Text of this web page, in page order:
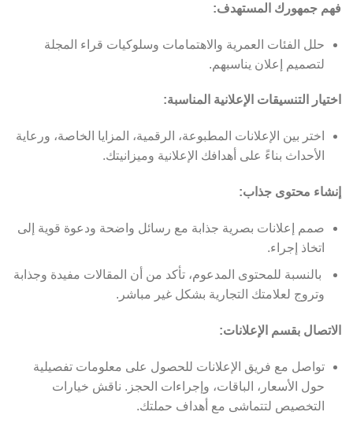
فهم جمهورك المستهدف:
حلل الفئات العمرية والاهتمامات وسلوكيات قراء المجلة
لتصميم إعلان يناسبهم.
اختيار التنسيقات الإعلانية المناسبة:
اختر بين الإعلانات المطبوعة، الرقمية، المزايا الخاصة، ورعاية
الأحداث بناءً على أهدافك الإعلانية وميزانيتك.
إنشاء محتوى جذاب:
صمم إعلانات بصرية جذابة مع رسائل واضحة ودعوة قوية إلى
اتخاذ إجراء.
بالنسبة للمحتوى المدعوم، تأكد من أن المقالات مفيدة وجذابة
وتروج لعلامتك التجارية بشكل غير مباشر.
الاتصال بقسم الإعلانات:
تواصل مع فريق الإعلانات للحصول على معلومات تفصيلية
حول الأسعار، الباقات، وإجراءات الحجز. ناقش خيارات
التخصيص لتتماشى مع أهداف حملتك.